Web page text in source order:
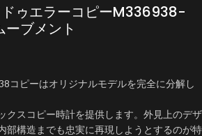
ドゥエラーコピーM336938-
ブメント
コピーはオリジナルモデルを完全に分解し
クスコピー時計を提供します。外見上のデザ
部構造までも忠実に再現しようとするのが特